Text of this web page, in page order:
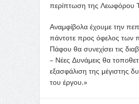
περίπτωση της Λεωφόρου
Αναμφίβολα έχουμε την
πάντοτε προς όφελος των
Πάφου θα συνεχίσει τις
– Νέες Δυνάμεις θα
εξασφάλιση της μέγιστης
του έργου.»